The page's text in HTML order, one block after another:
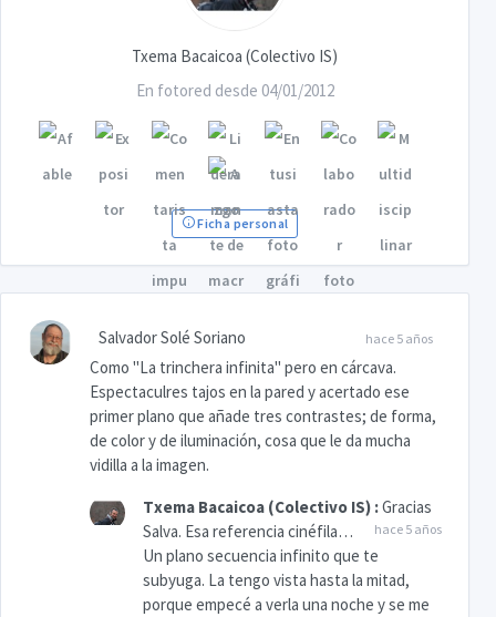
Txema Bacaicoa (Colectivo IS)
En fotored desde 04/01/2012
Ficha personal
hace 5 años
Salvador Solé Soriano
Como "La trinchera infinita" pero en cárcava.
Espectaculres tajos en la pared y acertado ese
primer plano que añade tres contrastes; de forma,
de color y de iluminación, cosa que le da mucha
vidilla a la imagen.
Txema Bacaicoa (Colectivo IS) :
hace 5 años
Gracias
Salva. Esa referencia cinéfila…
Un plano secuencia infinito que te
subyuga. La tengo vista hasta la mitad,
porque empecé a verla una noche y se me